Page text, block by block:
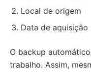
Local de origem
Data de aquisição
O backup
trabalho. Assim,